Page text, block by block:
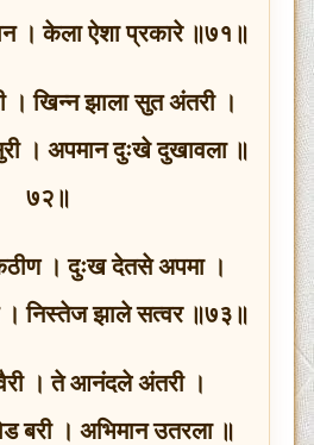
। केला ऐशा प्रकारे ॥७१॥
। खिन्न झाला सुत अंतरी ।
। अपमान दुःखे दुखावला ॥
७२॥
। दुःख देतसे अपमा ।
निस्तेज झाले सत्वर ॥७३॥
। ते आनंदले अंतरी ।
बरी । अभिमान उतरला ॥